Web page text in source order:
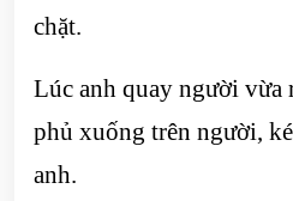
chặt.
Lúc anh quay người vừa
phủ xuống trên người,
anh.